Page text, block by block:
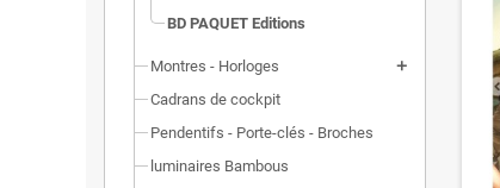
BD PAQUET Editions
Montres - Horloges
Cadrans de cockpit
Pendentifs - Porte-clés - Broches
luminaires Bambous